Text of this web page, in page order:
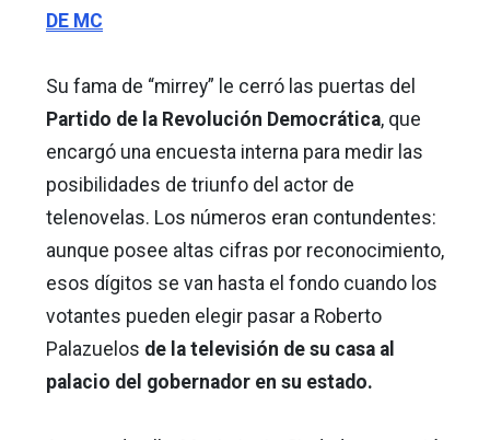
DE MC
Su fama de “mirrey” le cerró las puertas del
Partido de la Revolución Democrática, que
encargó una encuesta interna para medir las
posibilidades de triunfo del actor de
telenovelas. Los números eran contundentes:
aunque posee altas cifras por reconocimiento,
esos dígitos se van hasta el fondo cuando los
votantes pueden elegir pasar a Roberto
Palazuelos de la televisión de su casa al
palacio del gobernador en su estado.